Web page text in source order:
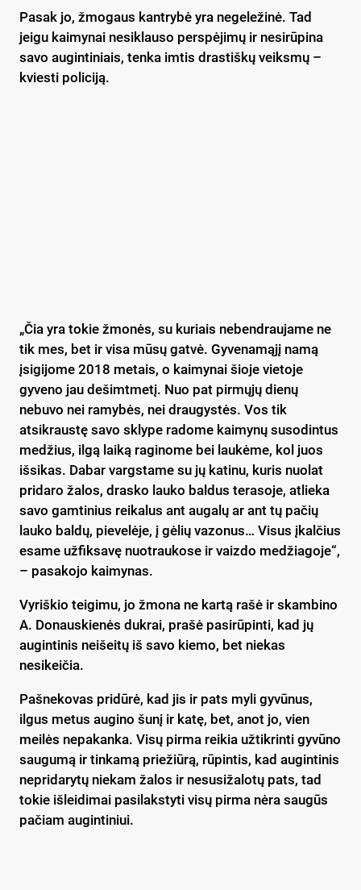
Pasak jo, žmogaus kantrybė yra negeležinė. Tad
jeigu kaimynai nesiklauso perspėjimų ir nesirūpina
savo augintiniais, tenka imtis drastiškų veiksmų –
kviesti policiją.
„Čia yra tokie žmonės, su kuriais nebendraujame ne
tik mes, bet ir visa mūsų gatvė. Gyvenamąjį namą
įsigijome 2018 metais, o kaimynai šioje vietoje
gyveno jau dešimtmetį. Nuo pat pirmųjų dienų
nebuvo nei ramybės, nei draugystės. Vos tik
atsikraustę savo sklype radome kaimynų susodintus
medžius, ilgą laiką raginome bei laukėme, kol juos
išsikas. Dabar vargstame su jų katinu, kuris nuolat
pridaro žalos, drasko lauko baldus terasoje, atlieka
savo gamtinius reikalus ant augalų ar ant tų pačių
lauko baldų, pievelėje, į gėlių vazonus… Visus įkalčius
esame užfiksavę nuotraukose ir vaizdo medžiagoje“,
– pasakojo kaimynas.
Vyriškio teigimu, jo žmona ne kartą rašė ir skambino
A. Donauskienės dukrai, prašė pasirūpinti, kad jų
augintinis neišeitų iš savo kiemo, bet niekas
nesikeičia.
Pašnekovas pridūrė, kad jis ir pats myli gyvūnus,
ilgus metus augino šunį ir katę, bet, anot jo, vien
meilės nepakanka. Visų pirma reikia užtikrinti gyvūno
saugumą ir tinkamą priežiūrą, rūpintis, kad augintinis
nepridarytų niekam žalos ir nesusižalotų pats, tad
tokie išleidimai pasilakstyti visų pirma nėra saugūs
pačiam augintiniui.